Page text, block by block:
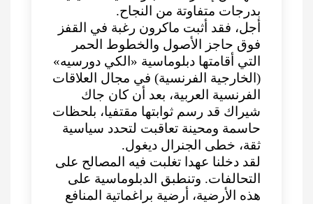
بدرجات متفاوتة من النجاح.
أجل، فقد أثبت ماكرون رغبة في القفز
فوق حاجز الأصول والخطوط الحمر
التي أقامتها دبلوماسية «الكي دورسيه»
(الخارجية الفرنسية) في مجال العلاقات
الفرنسية العربية، بعد أن كان جاك
شيراك قد رسم ثوابتها مقتفيا، بلحظات
حاسمة ومحينة تعاقبت لتحدد سياسية
ثقة، خطى الجنرال ديغول.
لقد دخلنا عهدا تغلبت فيه المصالح على
التحالفات. وتنطبق الدبلوماسية على
هذه الأرضية، أرضية براغماتية المنافع